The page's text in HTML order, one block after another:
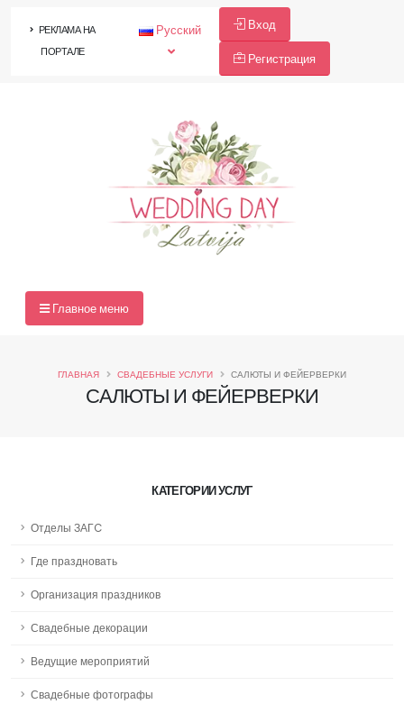
РЕКЛАМА НА
ПОРТАЛЕ
Русский Вход
Регистрация
Главное меню
САЛЮТЫ И ФЕЙЕРВЕРКИ
ГЛАВНАЯ СВАДЕБНЫЕ УСЛУГИ САЛЮТЫ И ФЕЙЕРВЕРКИ
КАТЕГОРИИ УСЛУГ
Отделы ЗАГC
Где праздновать
Организация праздников
Свадебные декорации
Ведущие мероприятий
Свадебные фотографы